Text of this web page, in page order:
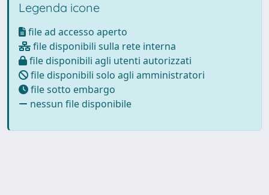
Legenda icone
file ad accesso aperto
file disponibili sulla rete interna
file disponibili agli utenti autorizzati
file disponibili solo agli amministratori
file sotto embargo
nessun file disponibile